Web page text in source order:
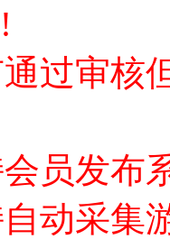
过审核
员发布
动采集